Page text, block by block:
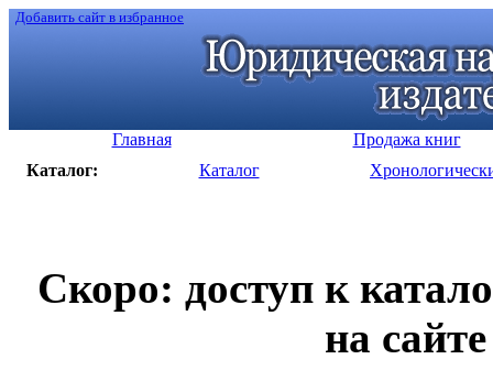
Добавить сайт в избранное
Главная
Продажа книг
Каталог:
Каталог
Скоро: доступ к
на